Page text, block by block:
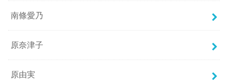
南條愛乃
原奈津子
原由実